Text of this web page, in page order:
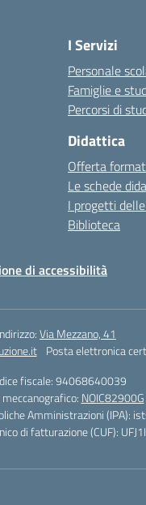
I Servizi
Personale
Famiglie e
Percorsi di
Didattica
Offerta
Le schede
I progetti
Biblioteca
di accessibilità
Via Mezzano, 41
Posta elettronica
fiscale: 94068640039
meccanografico: NOIC82900G
Amministrazioni (IPA):
di fatturazione (CUF):